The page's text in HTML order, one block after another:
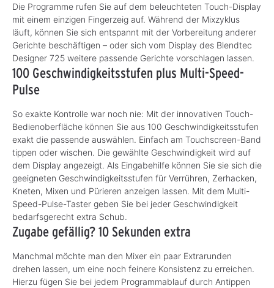
Die Programme rufen Sie auf dem beleuchteten Touch-Display
mit einem einzigen Fingerzeig auf. Während der Mixzyklus
läuft, können Sie sich entspannt mit der Vorbereitung anderer
Gerichte beschäftigen – oder sich vom Display des Blendtec
Designer 725 weitere passende Gerichte vorschlagen lassen.
100 Geschwindigkeitsstufen plus Multi-Speed-
Pulse
So exakte Kontrolle war noch nie: Mit der innovativen Touch-
Bedienoberfläche können Sie aus 100 Geschwindigkeitsstufen
exakt die passende auswählen. Einfach am Touchscreen-Band
tippen oder wischen. Die gewählte Geschwindigkeit wird auf
dem Display angezeigt. Als Eingabehilfe können Sie sie sich die
geeigneten Geschwindigkeitsstufen für Verrühren, Zerhacken,
Kneten, Mixen und Pürieren anzeigen lassen. Mit dem Multi-
Speed-Pulse-Taster geben Sie bei jeder Geschwindigkeit
bedarfsgerecht extra Schub.
Zugabe gefällig? 10 Sekunden extra
Manchmal möchte man den Mixer ein paar Extrarunden
drehen lassen, um eine noch feinere Konsistenz zu erreichen.
Hierzu fügen Sie bei jedem Programmablauf durch Antippen